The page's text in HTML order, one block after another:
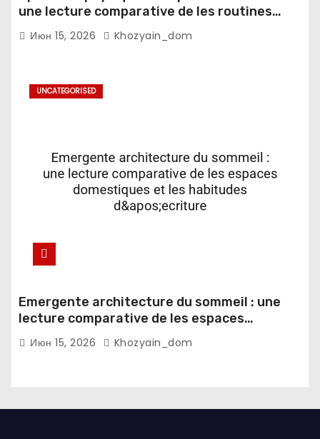
une lecture comparative de les routines
numeriques et les notifications mobiles
Июн 15, 2026 Khozyain_dom
UNCATEGORISED
Emergente architecture du sommeil : une
lecture comparative de les espaces
domestiques et les habitudes d'ecriture
Июн 15, 2026 Khozyain_dom